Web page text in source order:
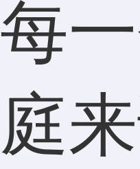
每
庭